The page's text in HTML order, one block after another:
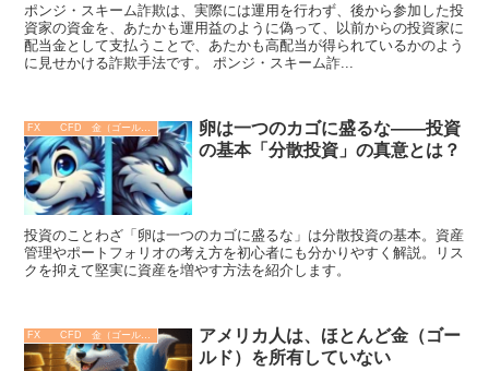
ポンジ・スキーム詐欺は、実際には運用を行わず、後から参加した投
資家の資金を、あたかも運用益のように偽って、以前からの投資家に
配当金として支払うことで、あたかも高配当が得られているかのよう
に見せかける詐欺手法です。 ポンジ・スキーム詐...
卵は一つのカゴに盛るな――投資
の基本「分散投資」の真意とは？
投資のことわざ「卵は一つのカゴに盛るな」は分散投資の基本。資産
管理やポートフォリオの考え方を初心者にも分かりやすく解説。リス
クを抑えて堅実に資産を増やす方法を紹介します。
FX CFD 金（ゴールド）
アメリカ人は、ほとんど金（ゴー
ルド）を所有していない